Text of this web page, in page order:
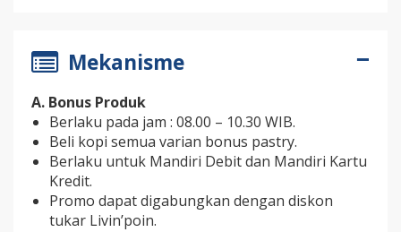
Mekanisme
A. Bonus Produk
Berlaku pada jam : 08.00 – 10.30 WIB.
Beli kopi semua varian bonus pastry.
Berlaku untuk Mandiri Debit dan Mandiri Kartu
Kredit.
Promo dapat digabungkan dengan diskon
tukar Livin’poin.